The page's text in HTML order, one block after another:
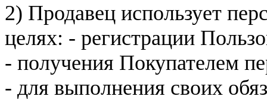
2) Продавец использует
целях: - регистрации
- получения Покупателем
- для выполнения своих